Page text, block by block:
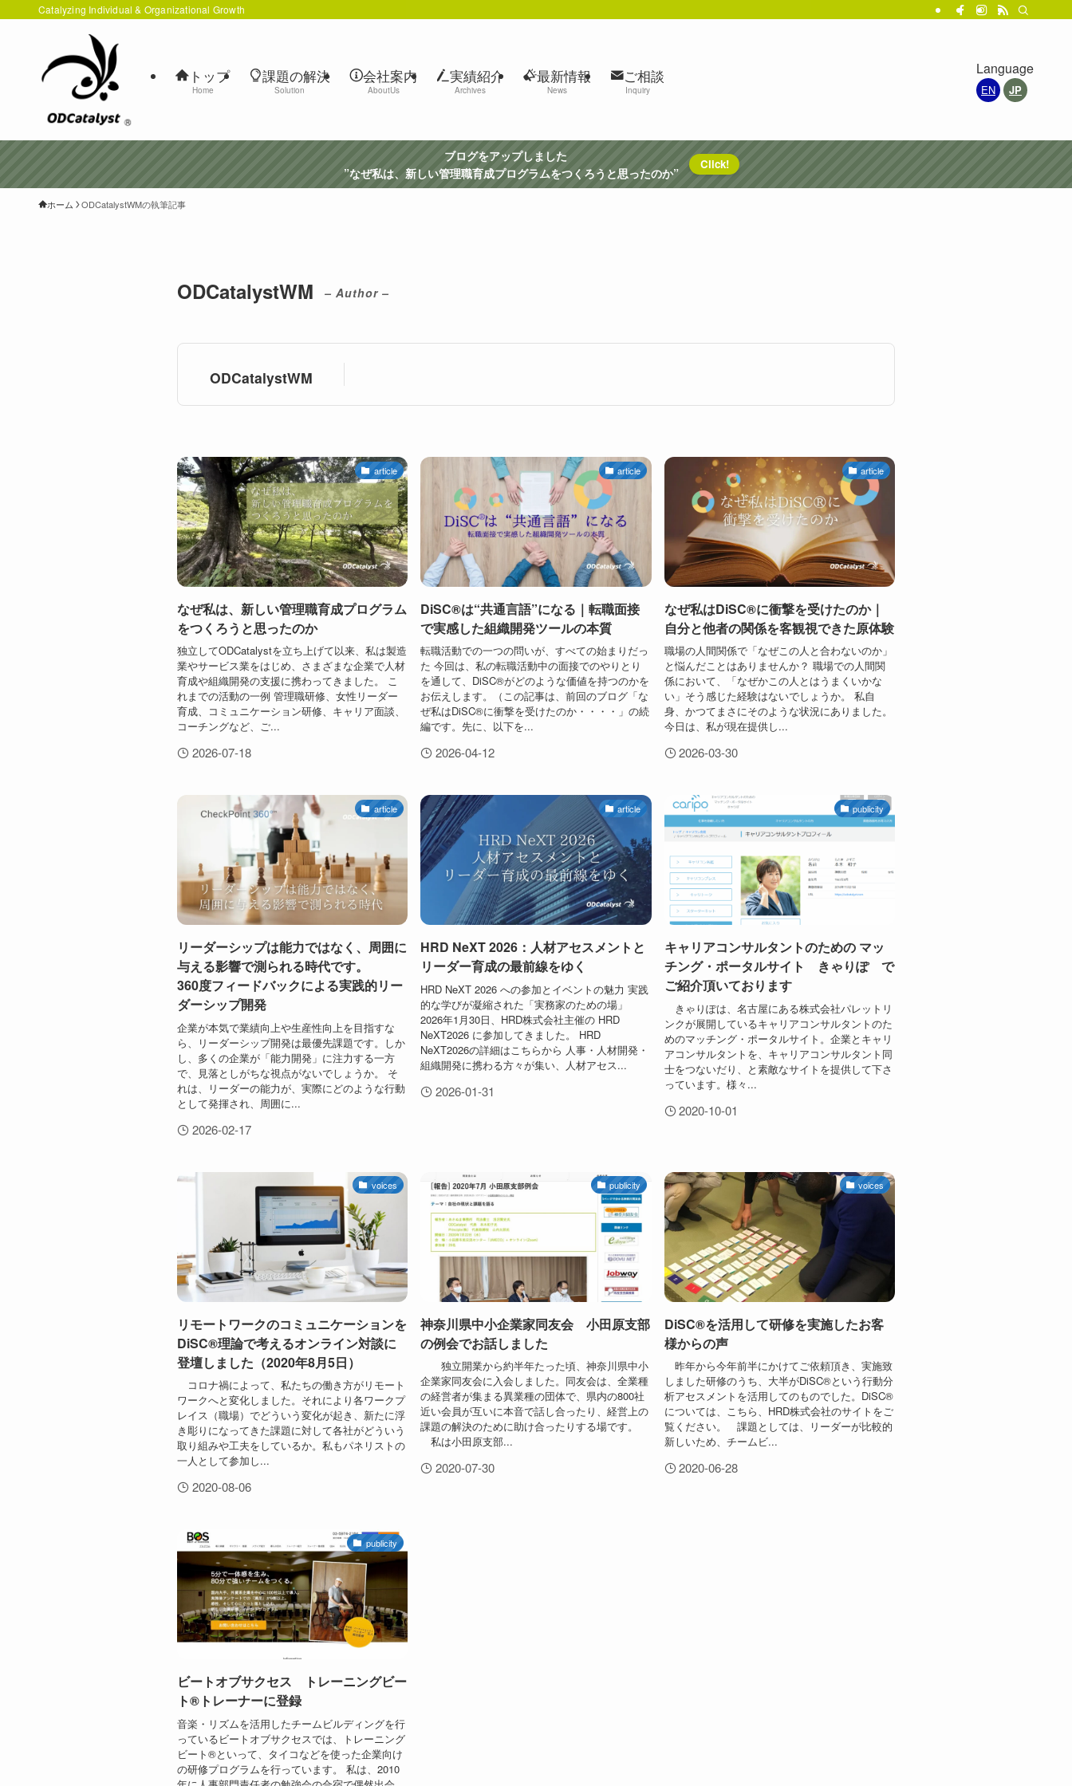
Catalyzing Individual & Organizational Growth
トップ
Home
課題の解決
Solution
会社案内
AboutUs
実績紹介
Archives
最新情報
News
ご相談
Inquiry
Language
EN JP
ブログをアップしました
”なぜ私は、新しい管理職育成プログラムをつくろうと思ったのか”
Click!
ホーム ODCatalystWMの執筆記事
ODCatalystWM – Author –
ODCatalystWM
article
なぜ私は、新しい管理職育成プログラム
をつくろうと思ったのか
独立してODCatalystを立ち上げて以来、私は製造
業やサービス業をはじめ、さまざまな企業で人材
育成や組織開発の支援に携わってきました。 こ
れまでの活動の一例 管理職研修、女性リーダー
育成、コミュニケーション研修、キャリア面談、
コーチングなど、ご...
2026-07-18
article
DiSC®は“共通言語”になる｜転職面接
で実感した組織開発ツールの本質
転職活動での一つの問いが、すべての始まりだっ
た 今回は、私の転職活動中の面接でのやりとり
を通して、DiSC®がどのような価値を持つのかを
お伝えします。（この記事は、前回のブログ「な
ぜ私はDiSC®に衝撃を受けたのか・・・・」の続
編です。先に、以下を...
2026-04-12
article
なぜ私はDiSC®に衝撃を受けたのか｜
自分と他者の関係を客観視できた原体験
職場の人間関係で「なぜこの人と合わないのか」
と悩んだことはありませんか？ 職場での人間関
係において、「なぜかこの人とはうまくいかな
い」そう感じた経験はないでしょうか。 私自
身、かつてまさにそのような状況にありました。
今日は、私が現在提供し...
2026-03-30
article
リーダーシップは能力ではなく、周囲に
与える影響で測られる時代です。
360度フィードバックによる実践的リー
ダーシップ開発
企業が本気で業績向上や生産性向上を目指すな
ら、リーダーシップ開発は最優先課題です。しか
し、多くの企業が「能力開発」に注力する一方
で、見落としがちな視点がないでしょうか。 そ
れは、リーダーの能力が、実際にどのような行動
として発揮され、周囲に...
2026-02-17
article
HRD NeXT 2026：人材アセスメントと
リーダー育成の最前線をゆく
HRD NeXT 2026 への参加とイベントの魅力 実践
的な学びが凝縮された「実務家のための場」
2026年1月30日、HRD株式会社主催の HRD
NeXT2026 に参加してきました。 HRD
NeXT2026の詳細はこちらから 人事・人材開発・
組織開発に携わる方々が集い、人材アセス...
2026-01-31
publicity
キャリアコンサルタントのための マッ
チング・ポータルサイト きゃりぽ で
ご紹介頂いております
きゃりぽは、名古屋にある株式会社パレットリ
ンクが展開しているキャリアコンサルタントのた
めのマッチング・ポータルサイト。企業とキャリ
アコンサルタントを、キャリアコンサルタント同
士をつないだり、と素敵なサイトを提供して下さ
っています。様々...
2020-10-01
voices
リモートワークのコミュニケーションを
DiSC®理論で考えるオンライン対談に
登壇しました（2020年8月5日）
コロナ禍によって、私たちの働き方がリモート
ワークへと変化しました。それにより各ワークプ
レイス（職場）でどういう変化が起き、新たに浮
き彫りになってきた課題に対して各社がどういう
取り組みや工夫をしているか。私もパネリストの
一人として参加し...
2020-08-06
publicity
神奈川県中小企業家同友会 小田原支部
の例会でお話しました
独立開業から約半年たった頃、神奈川県中小
企業家同友会に入会しました。同友会は、全業種
の経営者が集まる異業種の団体で、県内の800社
近い会員が互いに本音で話し合ったり、経営上の
課題の解決のために助け合ったりする場です。
私は小田原支部...
2020-07-30
voices
DiSC®を活用して研修を実施したお客
様からの声
昨年から今年前半にかけてご依頼頂き、実施致
しました研修のうち、大半がDiSC®という行動分
析アセスメントを活用してのものでした。DiSC®
については、こちら、HRD株式会社のサイトをご
覧ください。 課題としては、リーダーが比較的
新しいため、チームビ...
2020-06-28
publicity
ビートオブサクセス トレーニングビー
ト®トレーナーに登録
音楽・リズムを活用したチームビルディングを行
っているビートオブサクセスでは、トレーニング
ビート®といって、タイコなどを使った企業向け
の研修プログラムを行っています。 私は、2010